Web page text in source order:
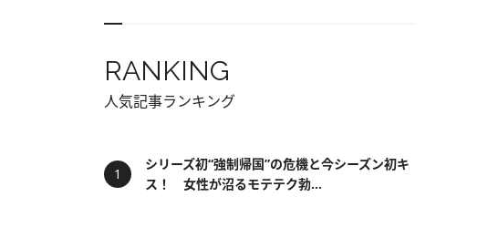
RANKING
人気記事ランキング
シリーズ初“強制帰国”の危機と今シーズン初キ
ス！ 女性が沼るモテテク勃...